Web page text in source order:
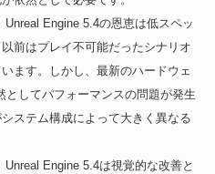
Unreal Engine 5.4の恩恵は低スペッ
前はプレイ不可能だったシナリオ
ます。しかし、最新のハードウェ
としてパフォーマンスの問題が発生
ステム構成によって大きく異なる
Unreal Engine 5.4は視覚的な改善と